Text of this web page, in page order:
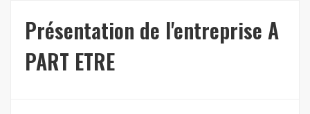
Présentation de l'entreprise A
PART ETRE